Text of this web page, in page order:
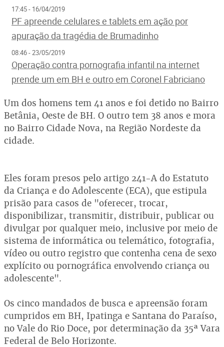
17:45 - 16/04/2019
PF apreende celulares e tablets em ação por
apuração da tragédia de Brumadinho
08:46 - 23/05/2019
Operação contra pornografia infantil na internet
prende um em BH e outro em Coronel Fabriciano
Um dos homens tem 41 anos e foi detido no Bairro
Betânia, Oeste de BH. O outro tem 38 anos e mora
no Bairro Cidade Nova, na Região Nordeste da
cidade.
Eles foram presos pelo artigo 241-A do Estatuto
da Criança e do Adolescente (ECA), que estipula
prisão para casos de "oferecer, trocar,
disponibilizar, transmitir, distribuir, publicar ou
divulgar por qualquer meio, inclusive por meio de
sistema de informática ou telemático, fotografia,
vídeo ou outro registro que contenha cena de sexo
explícito ou pornográfica envolvendo criança ou
adolescente".
Os cinco mandados de busca e apreensão foram
cumpridos em BH, Ipatinga e Santana do Paraíso,
no Vale do Rio Doce, por determinação da 35ª Vara
Federal de Belo Horizonte.